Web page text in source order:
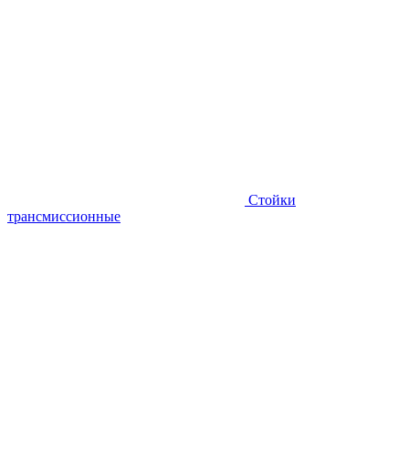
Стойки
трансмиссионные